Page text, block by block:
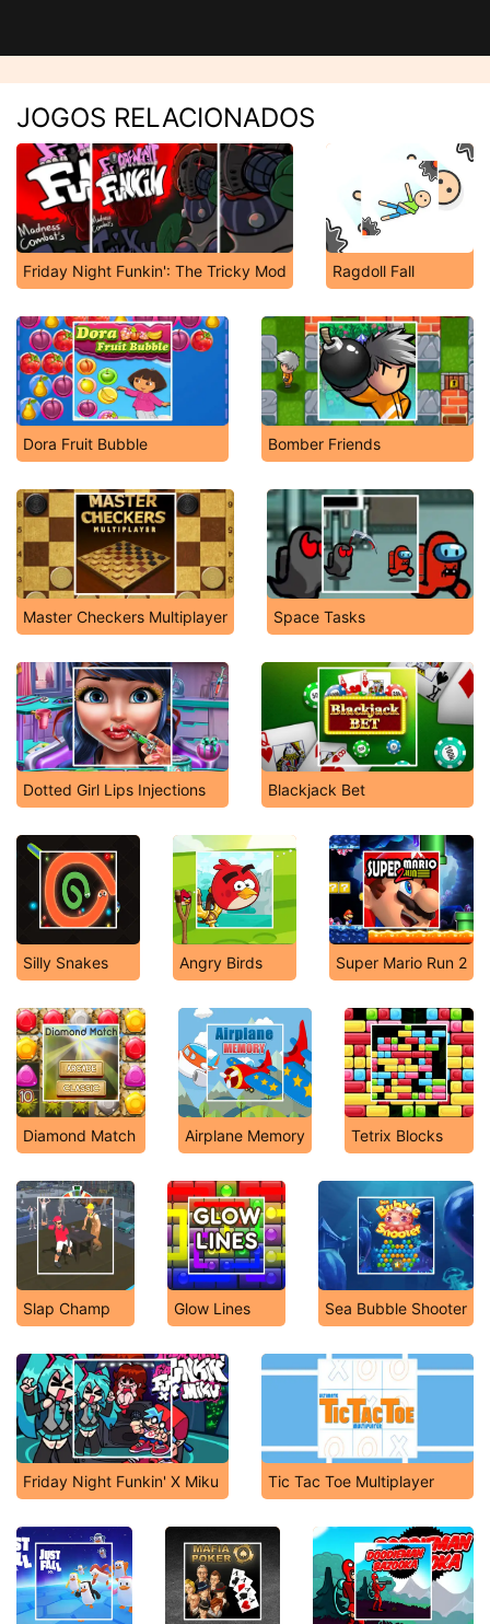
JOGOS RELACIONADOS
Friday Night Funkin': The Tricky Mod Ragdoll Fall
Dora Fruit Bubble Bomber Friends
Master Checkers Multiplayer Space Tasks
Dotted Girl Lips Injections Blackjack Bet
Silly Snakes Angry Birds Super Mario Run 2
Diamond Match Airplane Memory Tetrix Blocks
Slap Champ Glow Lines Sea Bubble Shooter
Friday Night Funkin' X Miku Tic Tac Toe Multiplayer